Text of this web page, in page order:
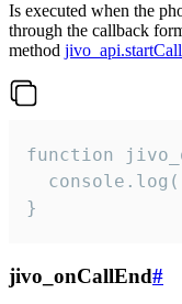
Is executed when the
through the callback
method
function
}
jivo_onCallEnd#